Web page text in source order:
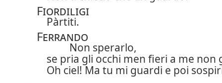
Fiordiligi
Pàrtiti.
Ferrando
Non sperarlo,
se pria gli occhi men fieri a me non
Oh ciel! Ma tu mi guardi e poi